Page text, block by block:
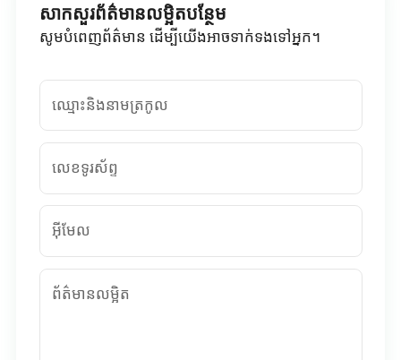
សាកសួរព័ត៌មានលម្អិតបន្ថែម
សូមបំពេញព័ត៌មាន ដើម្បីយើងអាចទាក់ទងទៅអ្នក។
ឈ្មោះនិងនាមត្រកូល
លេខទូរស័ព្ទ
អ៊ីមែល
ព័ត៌មានលម្អិត